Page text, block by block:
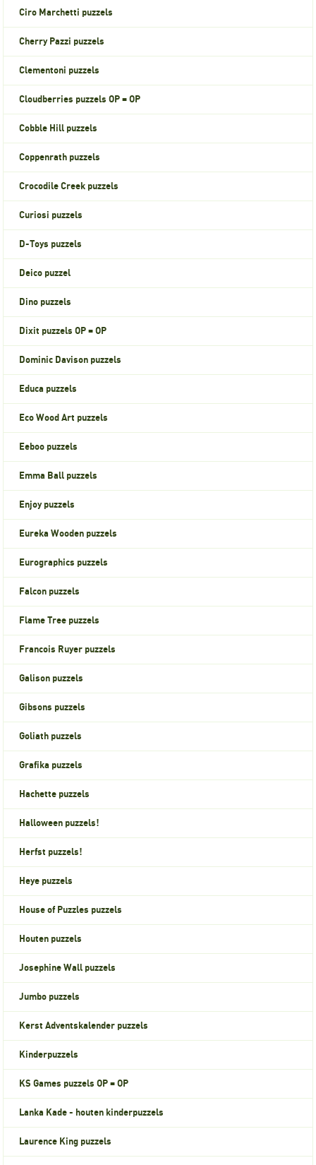
Ciro Marchetti puzzels
Cherry Pazzi puzzels
Clementoni puzzels
Cloudberries puzzels OP = OP
Cobble Hill puzzels
Coppenrath puzzels
Crocodile Creek puzzels
Curiosi puzzels
D-Toys puzzels
Deico puzzel
Dino puzzels
Dixit puzzels OP = OP
Dominic Davison puzzels
Educa puzzels
Eco Wood Art puzzels
Eeboo puzzels
Emma Ball puzzels
Enjoy puzzels
Eureka Wooden puzzels
Eurographics puzzels
Falcon puzzels
Flame Tree puzzels
Francois Ruyer puzzels
Galison puzzels
Gibsons puzzels
Goliath puzzels
Grafika puzzels
Hachette puzzels
Halloween puzzels!
Herfst puzzels!
Heye puzzels
House of Puzzles puzzels
Houten puzzels
Josephine Wall puzzels
Jumbo puzzels
Kerst Adventskalender puzzels
Kinderpuzzels
KS Games puzzels OP = OP
Lanka Kade - houten kinderpuzzels
Laurence King puzzels